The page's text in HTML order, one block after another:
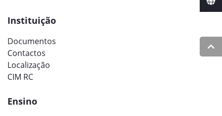
Instituição
Documentos
Contactos
Localização
CIM RC
Ensino